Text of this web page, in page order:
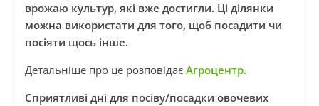
врожаю культур, які вже достигли. Ці ділянки
можна використати для того, щоб посадити чи
посіяти щось інше.
Детальніше про це розповідає Агроцентр.
Сприятливі дні для посіву/посадки овочевих